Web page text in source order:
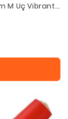
M Uç Vibrant